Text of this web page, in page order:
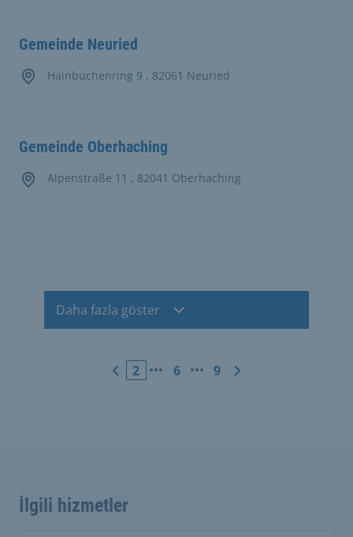
Gemeinde Neuried
Hainbuchenring 9 , 82061 Neuried
Gemeinde Oberhaching
Alpenstraße 11 , 82041 Oberhaching
Daha fazla göster
2 6 9
İlgili hizmetler